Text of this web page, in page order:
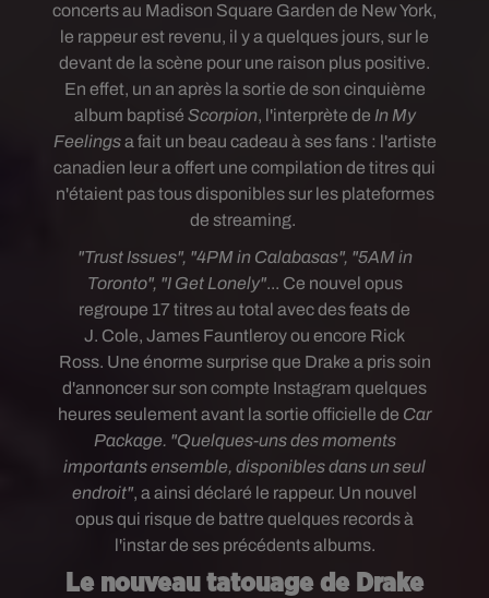
concerts au Madison Square Garden de New York,
le rappeur est revenu, il y a quelques jours, sur le
devant de la scène pour une raison plus positive.
En effet, un an après la sortie de son cinquième
album baptisé Scorpion, l'interprète de In My
Feelingsa fait un beau cadeau à ses fans : l'artiste
canadien leur a offert une compilation de titres qui
n'étaient pas tous disponibles sur les plateformes
de streaming.
"Trust Issues", "4PM in Calabasas", "5AM in
Toronto", "I Get Lonely"... Ce nouvel opus
regroupe 17 titres au total avec des feats de
J. Cole, James Fauntleroy ou encore Rick
Ross. Une énorme surprise que Drake a pris soin
d'annoncer sur son compte Instagram quelques
heures seulement avant la sortie officielle de Car
Package. "Quelques-uns des moments
importants ensemble, disponibles dans un seul
endroit", a ainsi déclaré le rappeur. Un nouvel
opus qui risque de battre quelques records à
l'instar de ses précédents albums.
Le nouveau tatouage de Drake